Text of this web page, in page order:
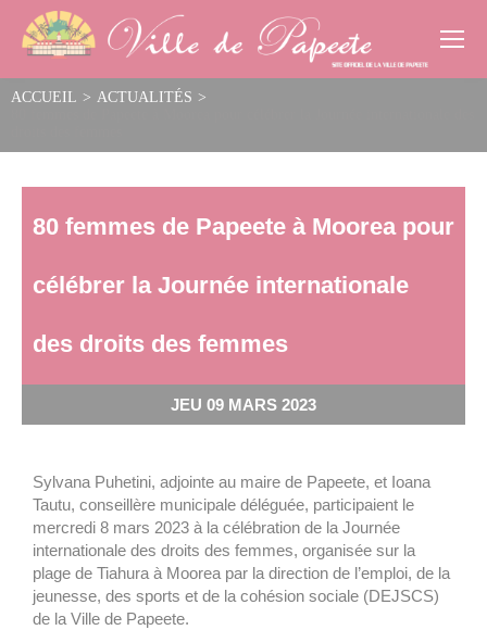
ACCUEIL > ACTUALITÉS >
80 femmes de Papeete à Moorea pour
célébrer la Journée internationale
des droits des femmes
JEU 09 MARS 2023
Sylvana Puhetini, adjointe au maire de Papeete, et Ioana
Tautu, conseillère municipale déléguée, participaient le
mercredi 8 mars 2023 à la célébration de la Journée
internationale des droits des femmes, organisée sur la
plage de Tiahura à Moorea par la direction de l’emploi, de la
jeunesse, des sports et de la cohésion sociale (DEJSCS)
de la Ville de Papeete.
Cookies management panel